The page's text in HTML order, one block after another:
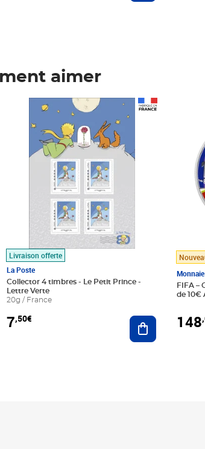
aimer
au panier
Livraison offerte
La Poste
Collector 4 timbres - Le Petit Prince -
Lettre Verte
20g / France
7,50€
Prix 7,50€
Ajouter au
FIFA –
de 10€
148